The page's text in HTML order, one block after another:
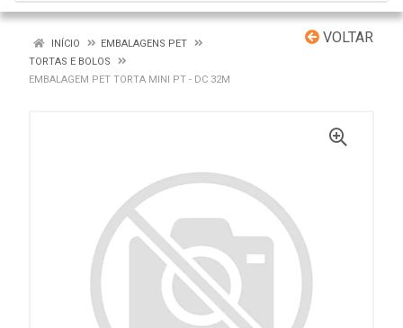
VOLTAR
INÍCIO
EMBALAGENS PET
TORTAS E BOLOS
EMBALAGEM PET TORTA MINI PT - DC 32M